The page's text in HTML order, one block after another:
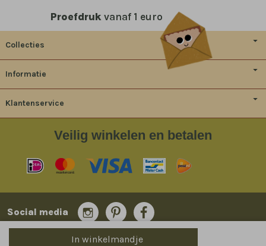
In winkelmandje
Proefdruk vanaf 1 euro
Collecties
Informatie
Klantenservice
Veilig winkelen en betalen
Social media
© 2014-2026 Bladergoud